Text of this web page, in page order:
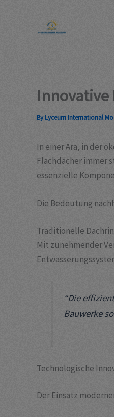
Innovative
ByLyceum International
In einer Ära, in der
Flachdächer immer
essenzielle
Die Bedeutung
Traditionelle
Mit zunehmender
“Die
Bauwerke
Technologische
Der Einsatz